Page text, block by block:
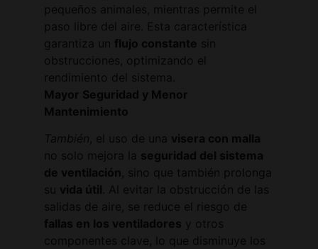
pequeños animales, mientras permite el
paso libre del aire. Esta característica
garantiza un flujo constante sin
obstrucciones, optimizando el
rendimiento del sistema.
Mayor Seguridad y Menor
Mantenimiento
También, el uso de una visera con malla
no solo mejora la seguridad del sistema
de ventilación, sino que también prolonga
su vida útil . Al evitar la obstrucción de las
salidas de aire, se reduce el riesgo de
fallas en los ventiladores y otros
componentes clave, lo que disminuye los